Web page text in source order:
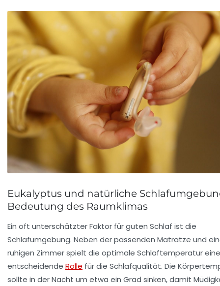
Eukalyptus und natürliche
Bedeutung des Raumklimas
Ein oft unterschätzter Faktor für guten Schlaf ist die
Schlafumgebung. Neben der passenden Matratze und
ruhigen Zimmer spielt die optimale Schlaftemperatur eine
entscheidende Rolle für die Schlafqualität. Die
sollte in der Nacht um etwa ein Grad sinken, damit